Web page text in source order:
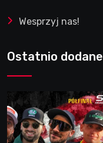
Wesprzyj nas!
Ostatnio dodane